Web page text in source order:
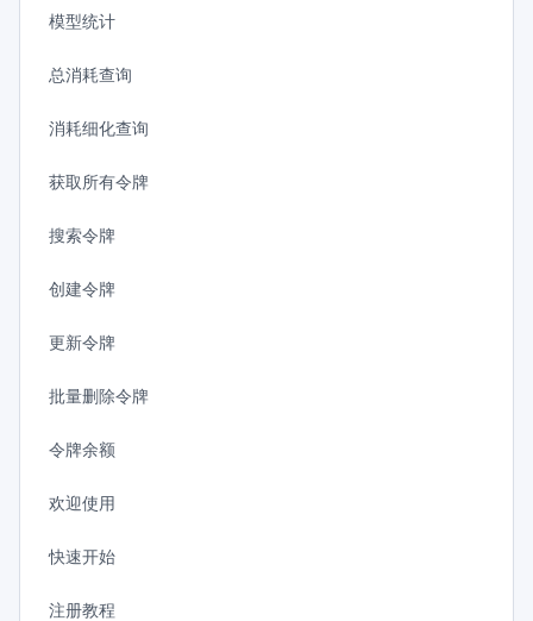
模型统计
总消耗查询
消耗细化查询
获取所有令牌
搜索令牌
创建令牌
更新令牌
批量删除令牌
令牌余额
欢迎使用
快速开始
注册教程